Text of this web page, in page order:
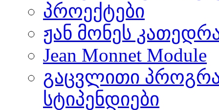
პროექტები
ჟან მონეს
Jean Monnet Module
გაცვლითი
სტიპენდიები